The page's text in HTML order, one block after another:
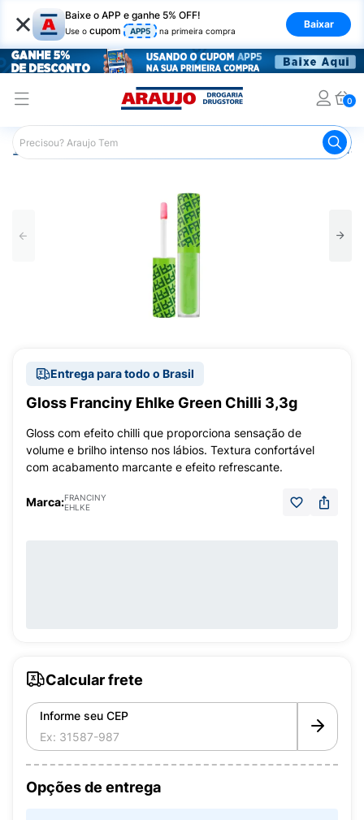
× Baixe o APP e ganhe 5% OFF!
Use o cupom APP5 na primeira compra
Baixar
0
Araujo Maquiagem Gloss
Entrega para todo o Brasil
Gloss Franciny Ehlke Green Chilli 3,3g
Gloss com efeito chilli que proporciona sensação de
volume e brilho intenso nos lábios. Textura confortável
com acabamento marcante e efeito refrescante.
Marca:FRANCINY
EHLKE
Calcular frete
Informe seu CEP
Opções de entrega